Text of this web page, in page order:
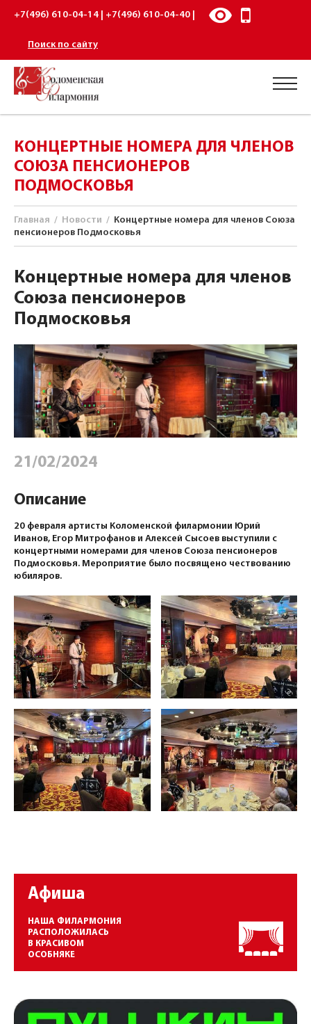
+7(496) 610-04-14 | +7(496) 610-04-40 |
Поиск по сайту
КОНЦЕРТНЫЕ НОМЕРА ДЛЯ ЧЛЕНОВ
СОЮЗА ПЕНСИОНЕРОВ
ПОДМОСКОВЬЯ
Главная / Новости / Концертные номера для членов Союза
пенсионеров Подмосковья
Концертные номера для членов
Союза пенсионеров
Подмосковья
21/02/2024
Описание
20 февраля артисты Коломенской филармонии Юрий
Иванов, Егор Митрофанов и Алексей Сысоев выступили с
концертными номерами для членов Союза пенсионеров
Подмосковья. Мероприятие было посвящено чествованию
юбиляров.
Афиша
НАША ФИЛАРМОНИЯ
РАСПОЛОЖИЛАСЬ
В КРАСИВОМ
ОСОБНЯКЕ